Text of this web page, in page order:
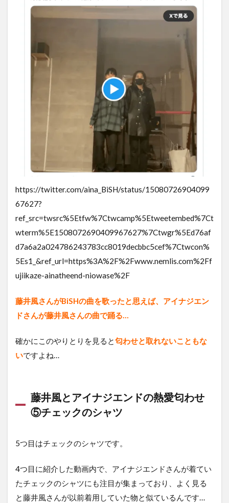
https://twitter.com/aina_BiSH/status/15080726904099
67627?
ref_src=twsrc%5Etfw%7Ctwcamp%5Etweetembed%7Ct
wterm%5E1508072690409967627%7Ctwgr%5Ed76af
d7a6a2a024786243783cc8019decbbc5cef%7Ctwcon%
5Es1_&ref_url=https%3A%2F%2Fwww.nemlis.com%2Ff
ujiikaze-ainatheend-niowase%2F
藤井風さんがBiSHの曲を歌ったと思えば、アイナジエン
ドさんが藤井風さんの曲で踊る…
確かにこのやりとりを見ると匂わせと取れないこともな
いですよね…
藤井風とアイナジエンドの熱愛匂わせ
⑤チェックのシャツ
5つ目はチェックのシャツです。
4つ目に紹介した動画内で、アイナジエンドさんが着てい
たチェックのシャツにも注目が集まっており、よく見る
と藤井風さんが以前着用していた物と似ているんです…